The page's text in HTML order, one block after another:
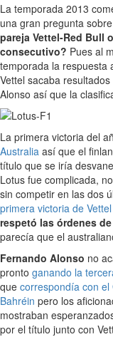
La temporada 2013
una gran pregunta
pareja Vettel-Red Bull
consecutivo? Pues al
temporada la respuesta
Vettel sacaba
Alonso así que la
La primera victoria del
Australia así que el
título que se iría
Lotus fue complicada,
sin competir en las dos
primera victoria de Vettel
respetó las órdenes
parecía que el
Fernando Alonso no
pronto ganando la
que correspondía con el
Bahréin pero los
mostraban
por el título junto con